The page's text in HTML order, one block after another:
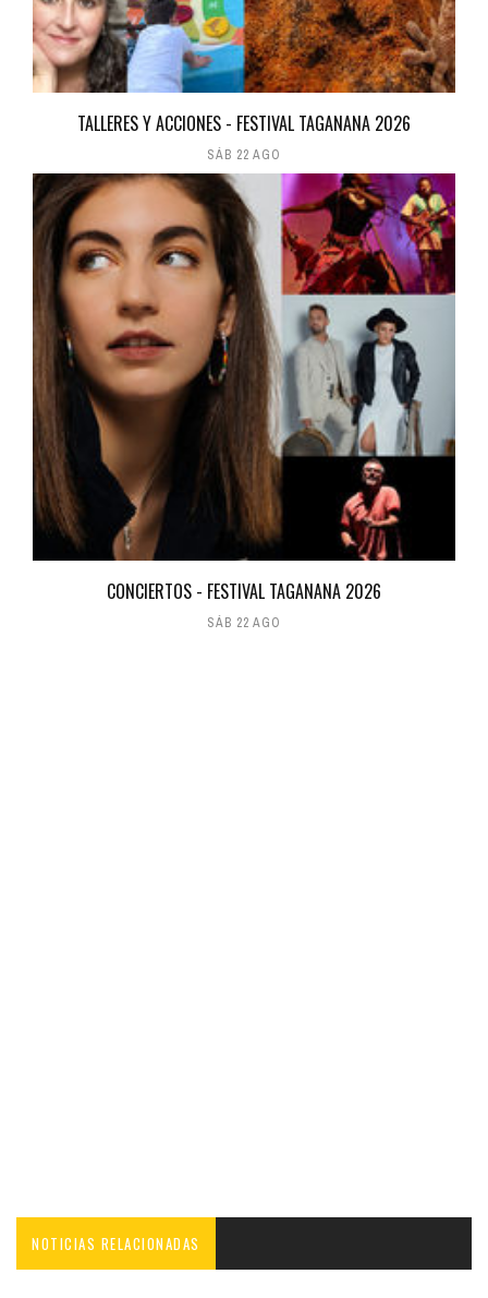
TALLERES Y ACCIONES - FESTIVAL TAGANANA 2026
SÁB 22 AGO
CONCIERTOS - FESTIVAL TAGANANA 2026
SÁB 22 AGO
NOTICIAS RELACIONADAS